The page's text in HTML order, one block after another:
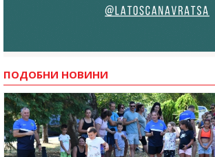
ПОДОБНИ НОВИНИ